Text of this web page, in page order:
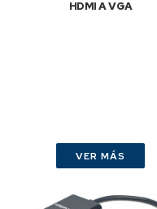
HDMI A VGA
VER MÁS